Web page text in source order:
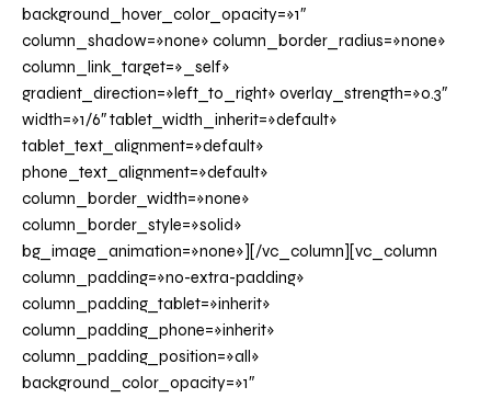
background_hover_color_opacity=»1″
column_shadow=»none» column_border_radius=»none»
column_link_target=»_self»
gradient_direction=»left_to_right» overlay_strength=»0.3″
width=»1/6″ tablet_width_inherit=»default»
tablet_text_alignment=»default»
phone_text_alignment=»default»
column_border_width=»none»
column_border_style=»solid»
bg_image_animation=»none»][/vc_column][vc_column
column_padding=»no-extra-padding»
column_padding_tablet=»inherit»
column_padding_phone=»inherit»
column_padding_position=»all»
background_color_opacity=»1″